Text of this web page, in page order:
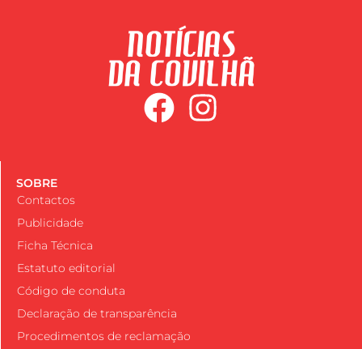
SOBRE
Contactos
Publicidade
Ficha Técnica
Estatuto editorial
Código de conduta
Declaração de transparência
Procedimentos de reclamação